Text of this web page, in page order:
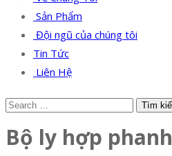
Sản Phẩm
Đội ngũ của chúng tôi
Tin Tức
Liên Hệ
Bộ ly hợp